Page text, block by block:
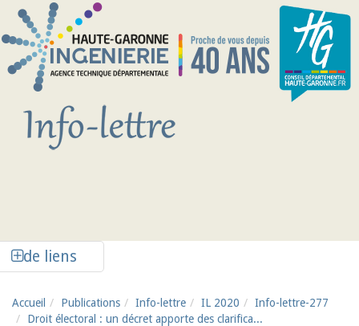
Aller au contenu principal
de liens
Accueil Publications Info-lettre IL 2020
Info-lettre-277
Droit électoral : un décret apporte des clarifica...